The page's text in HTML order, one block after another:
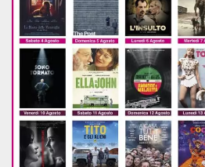
cf_clearance
Cloudflare,
Inc.
.oooh.events